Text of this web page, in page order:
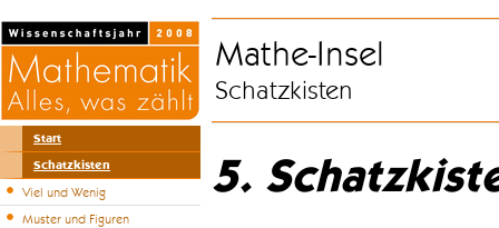
Start
Schatzkisten
Viel und Wenig
Muster und Figuren
Mathe-Insel
Schatzkisten
5.